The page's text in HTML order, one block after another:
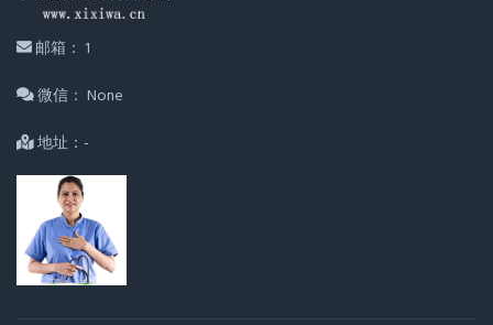
邮箱： 1
微信： None
地址：-